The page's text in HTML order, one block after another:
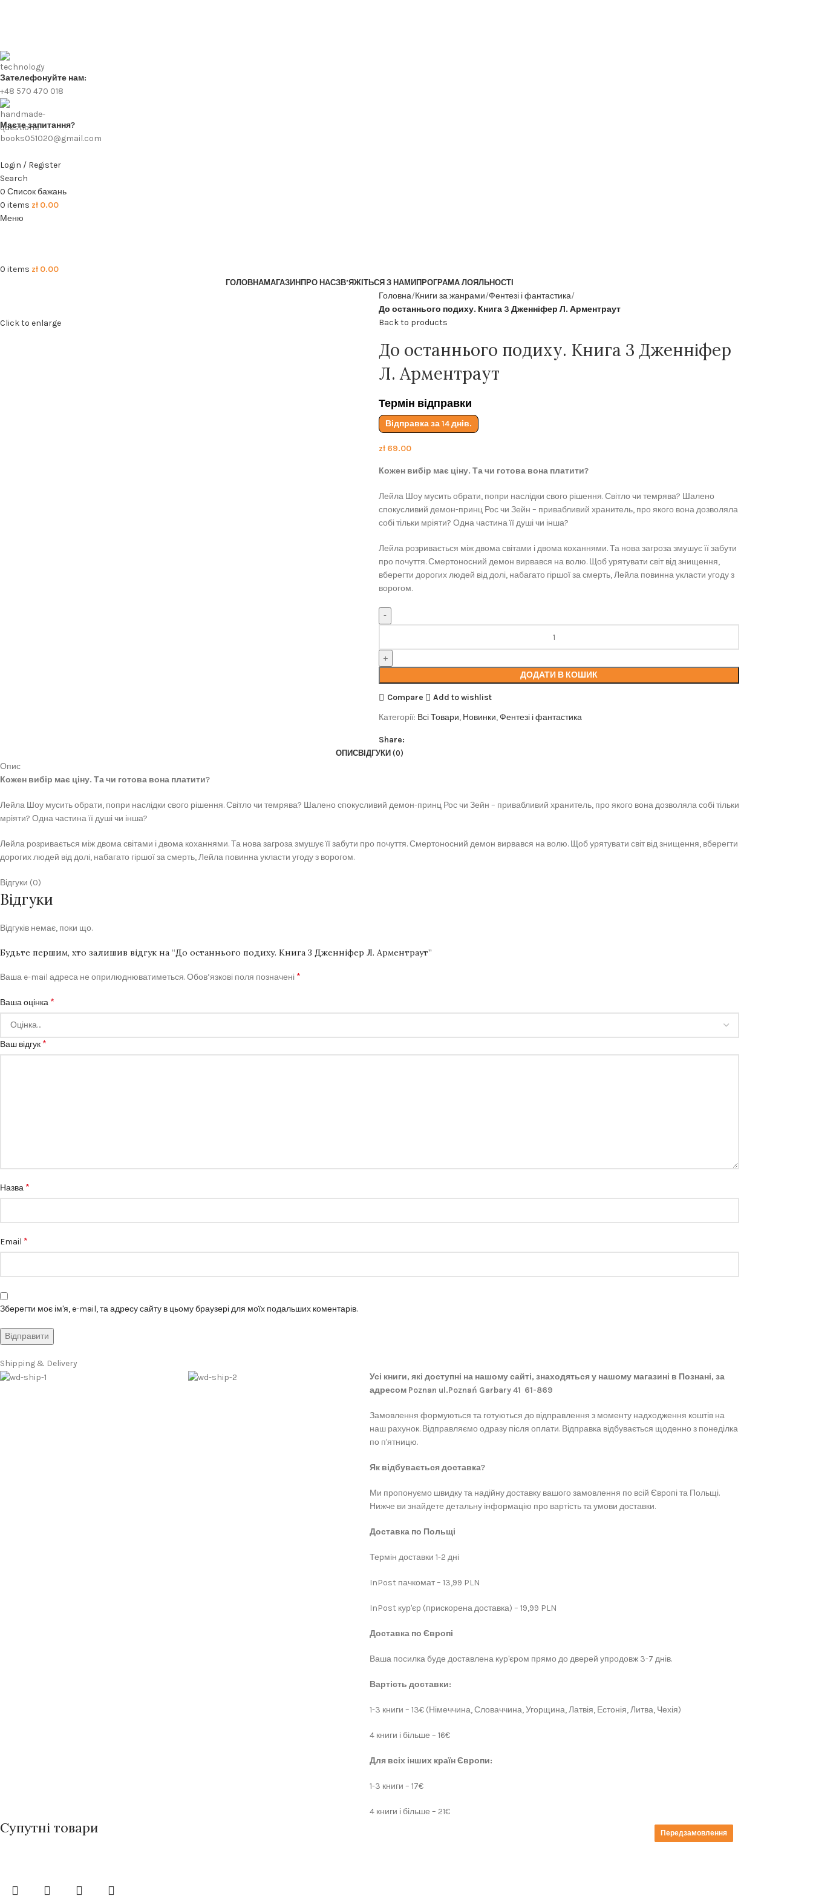
Зателефонуйте нам:
+48 570 470 018
Маєте запитання?
books051020@gmail.com
Login / Register
Search
0 Список бажань
0 items zł 0.00
Меню
0 items zł 0.00
ГОЛОВНАМАГАЗИН ПРО НАСЗВ’ЯЖІТЬСЯ З НАМИ ПРОГРАМА ЛОЯЛЬНОСТІ
Click to enlarge
Головна Книги за жанрами Фентезі і фантастика
До останнього подиху. Книга 3 Дженніфер Л. Арментраут
Back to products
До останнього подиху. Книга 3 Дженніфер
Л. Арментраут
Термін відправки
Відправка за 14 днів.
zł69.00
Кожен вибір має ціну. Та чи готова вона платити?
Лейла Шоу мусить обрати, попри наслідки свого рішення. Світло чи темрява? Шалено
спокусливий демон-принц Рос чи Зейн – привабливий хранитель, про якого вона дозволяла
собі тільки мріяти? Одна частина її душі чи інша?
Лейла розривається між двома світами і двома коханнями. Та нова загроза змушує її забути
про почуття. Смертоносний демон вирвався на волю. Щоб урятувати світ від знищення,
вберегти дорогих людей від долі, набагато гіршої за смерть, Лейла повинна укласти угоду з
ворогом.
ДОДАТИ В КОШИК
Compare
Add to wishlist
Категорії: Всі Товари, Новинки,Фентезі і фантастика
Share:
ОПИСВІДГУКИ (0)
Опис
Кожен вибір має ціну. Та чи готова вона платити?
Лейла Шоу мусить обрати, попри наслідки свого рішення. Світло чи темрява? Шалено спокусливий демон-принц Рос чи Зейн – привабливий хранитель, про якого вона дозволяла собі тільки
мріяти? Одна частина її душі чи інша?
Лейла розривається між двома світами і двома коханнями. Та нова загроза змушує її забути про почуття. Смертоносний демон вирвався на волю. Щоб урятувати світ від знищення, вберегти
дорогих людей від долі, набагато гіршої за смерть, Лейла повинна укласти угоду з ворогом.
Відгуки (0)
Відгуки
Відгуків немає, поки що.
Будьте першим, хто залишив відгук на “До останнього подиху. Книга 3 Дженніфер Л. Арментраут”
Ваша e-mail адреса не оприлюднюватиметься.Обов’язкові поля позначені *
Ваша оцінка *
Ваш відгук *
Назва *
Email *
Зберегти моє ім'я, e-mail, та адресу сайту в цьому браузері для моїх подальших коментарів.
Shipping & Delivery
Усі книги, які доступні на нашому сайті, знаходяться у нашому магазині в Познані, за
адресом Poznan ul.Poznań Garbary 41 61-869
Замовлення формуються та готуються до відправлення з моменту надходження коштів на
наш рахунок. Відправляємо одразу після оплати. Відправка відбувається щоденно з понеділка
по п'ятницю.
Як відбувається доставка?
Ми пропонуємо швидку та надійну доставку вашого замовлення по всій Європі та Польщі.
Нижче ви знайдете детальну інформацію про вартість та умови доставки.
Доставка по Польщі
Термін доставки 1-2 дні
InPost пачкомат – 13,99 PLN
InPost кур'єр (прискорена доставка) – 19,99 PLN
Доставка по Європі
Ваша посилка буде доставлена кур'єром прямо до дверей упродовж 3-7 днів.
Вартість доставки:
1-3 книги – 13€ (Німеччина, Словаччина, Угорщина, Латвія, Естонія, Литва, Чехія)
4 книги і більше – 16€
Для всіх інших країн Європи:
1-3 книги – 17€
4 книги і більше – 21€
Супутні товари Передзамовлення
Передзамовлення
Передзамовлення